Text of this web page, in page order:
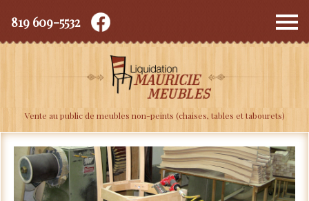
819 609-5532
Vente au public de meubles non-peints (chaises, tables et tabourets)